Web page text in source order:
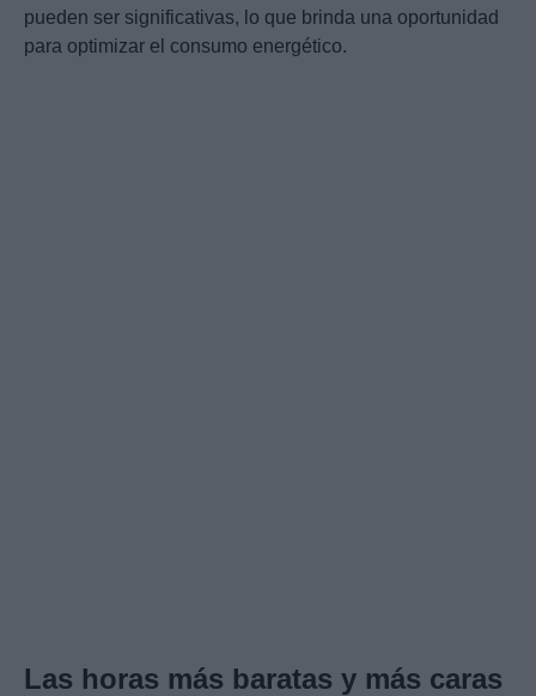
pueden ser significativas, lo que brinda una oportunidad
para optimizar el consumo energético.
Las horas más baratas y más caras